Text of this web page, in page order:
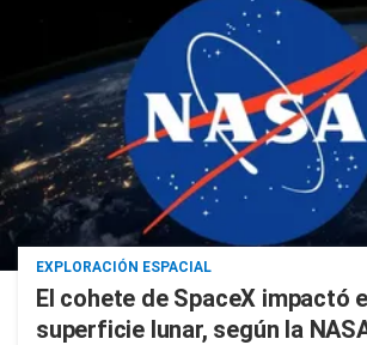
EXPLORACIÓN ESPACIAL
El cohete de SpaceX impactó
superficie lunar, según la